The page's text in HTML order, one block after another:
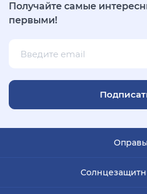
Получайте самые
первыми!
Оправы